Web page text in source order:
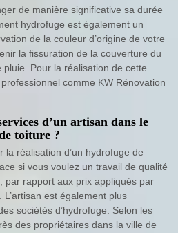
de manière significative sa durée
hydrofuge est également un
de la couleur d’origine de votre
la fissuration de la couverture du
pluie. Pour la réalisation de cette
comme KW Rénovation
d’un artisan dans le
toiture ?
réalisation d’un hydrofuge de
si vous voulez un travail de qualité
par rapport aux prix appliqués par
est également plus
sociétés d’hydrofuge. Selon les
des propriétaires dans la ville de